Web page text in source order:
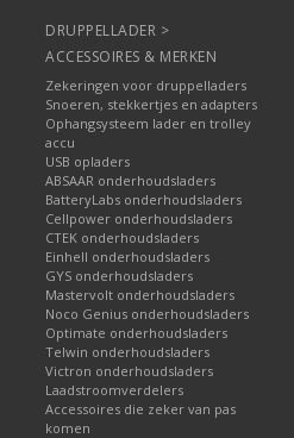
DRUPPELLADER >
ACCESSOIRES & MERKEN
Zekeringen voor druppelladers
Snoeren, stekkertjes en adapters
Ophangsysteem lader en trolley
accu
USB opladers
ABSAAR onderhoudsladers
BatteryLabs onderhoudsladers
Cellpower onderhoudsladers
CTEK onderhoudsladers
Einhell onderhoudsladers
GYS onderhoudsladers
Mastervolt onderhoudsladers
Noco Genius onderhoudsladers
Optimate onderhoudsladers
Telwin onderhoudsladers
Victron onderhoudsladers
Laadstroomverdelers
Accessoires die zeker van pas
komen